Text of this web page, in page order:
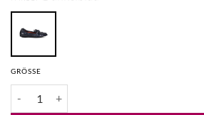
GRÖSSE